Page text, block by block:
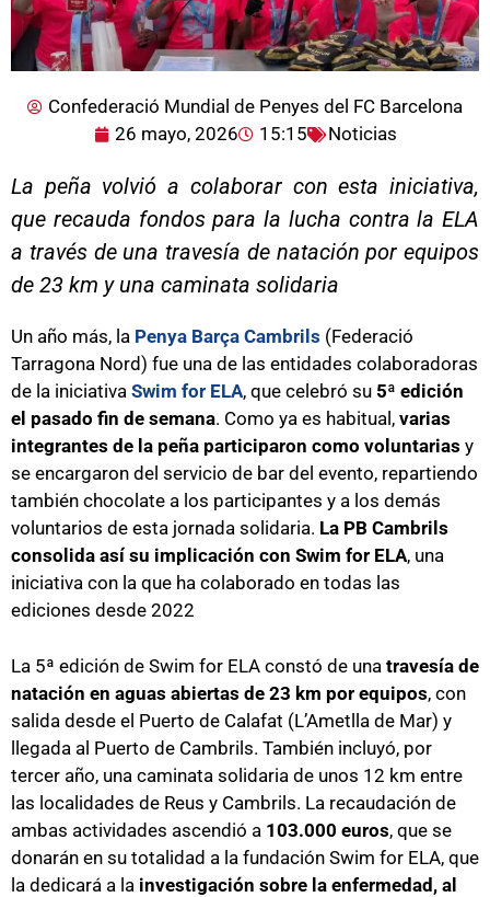
Confederació Mundial de Penyes del FC Barcelona
26 mayo, 2026
15:15 Noticias
La peña volvió a colaborar con esta iniciativa,
que recauda fondos para la lucha contra la ELA
a través de una travesía de natación por equipos
de 23 km y una caminata solidaria
Un año más, la Penya Barça Cambrils (Federació
Tarragona Nord) fue una de las entidades colaboradoras
de la iniciativa Swim for ELA, que celebró su 5ª edición
el pasado fin de semana. Como ya es habitual, varias
integrantes de la peña participaron como voluntarias y
se encargaron del servicio de bar del evento, repartiendo
también chocolate a los participantes y a los demás
voluntarios de esta jornada solidaria. La PB Cambrils
consolida así su implicación con Swim for ELA, una
iniciativa con la que ha colaborado en todas las
ediciones desde 2022
La 5ª edición de Swim for ELA constó de una travesía de
natación en aguas abiertas de 23 km por equipos, con
salida desde el Puerto de Calafat (L’Ametlla de Mar) y
llegada al Puerto de Cambrils. También incluyó, por
tercer año, una caminata solidaria de unos 12 km entre
las localidades de Reus y Cambrils. La recaudación de
ambas actividades ascendió a 103.000 euros, que se
donarán en su totalidad a la fundación Swim for ELA, que
la dedicará a la investigación sobre la enfermedad, al